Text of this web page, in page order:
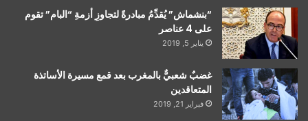
“بنشماش” يُقدِّمُ مبادرةً لتجاوزِ أزمةِ “البام” تقوم
على 4 عناصر
يناير 5, 2019
غضبٌ شعبيٌّ بالمغرب بعد قمع مسيرة الأساتذة
المتعاقدين
فبراير 21, 2019